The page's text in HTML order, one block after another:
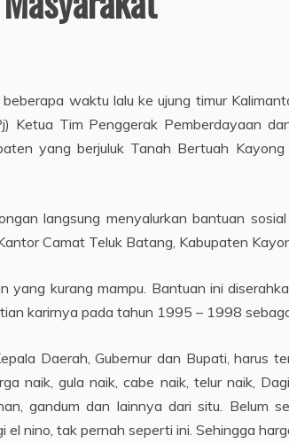
waktu lalu ke ujung timur
Ketua Tim Penggerak Pemberdayaan
yang berjuluk Tanah Bertuah
langsung menyalurkan bantuan
Camat Teluk Batang, Kabupaten
kurang mampu. Bantuan ini
karirnya pada tahun 1995 – 1998
Daerah, Gubernur dan Bupati, harus
naik, gula naik, cabe naik, telur naik,
gandum dan lainnya dari situ. Belum
nino, tak pernah seperti ini. Sehingga